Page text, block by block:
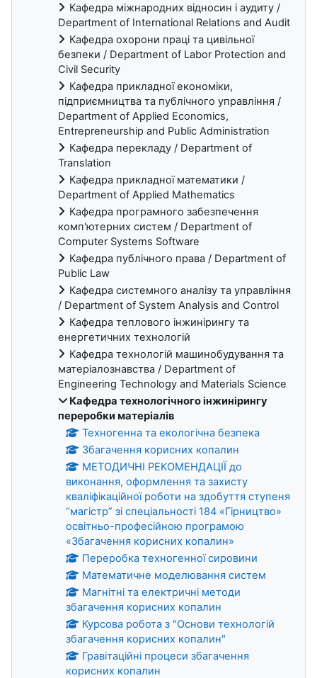
Кафедра міжнародних відносин і аудиту /
Department of International Relations and Audit
Кафедра охорони праці та цивільної
безпеки / Department of Labor Protection and
Civil Security
Кафедра прикладної економіки,
підприємництва та публічного управління /
Department of Applied Economics,
Entrepreneurship and Public Administration
Кафедра перекладу / Department of
Translation
Кафедра прикладної математики /
Department of Applied Mathematics
Кафедра програмного забезпечення
комп'ютерних систем / Department of
Computer Systems Software
Кафедра публічного права / Department of
Public Law
Кафедра системного аналізу та управління
/ Department of System Analysis and Control
Кафедра теплового інжинірингу та
енергетичних технологій
Кафедра технологій машинобудування та
матеріалознавства / Department of
Engineering Technology and Materials Science
Кафедра технологічного інжинірингу
переробки матеріалів
Техногенна та екологічна безпека
Збагачення корисних копалин
МЕТОДИЧНІ РЕКОМЕНДАЦІЇ до
виконання, оформлення та захисту
кваліфікаційної роботи на здобуття ступеня
“магістр” зі спеціальності 184 «Гірництво»
освітньо-професійною програмою
«Збагачення корисних копалин»
Переробка техногенної сировини
Математичне моделювання систем
Магнітні та електричні методи
збагачення корисних копалин
Курсова робота з "Основи технологій
збагачення корисних копалин"
Гравітаційні процеси збагачення
корисних копалин